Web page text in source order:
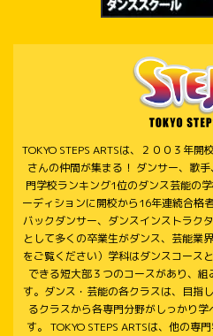
TOKYO STEPS ARTSは、２００３年
さんの仲間が集まる！ ダンサー、歌
門学校ランキング1位のダンス芸能の
ーディションに開校から16年連続合格
バックダンサー、ダンスインストラク
として多くの卒業生がダンス、芸能業
をご覧ください）学科はダンスコース
できる短大部３つのコースがあり、
す。ダンス・芸能の各クラスは、目指
るクラスから各専門分野がしっかり
す。 TOKYO STEPS ARTSは、他の専